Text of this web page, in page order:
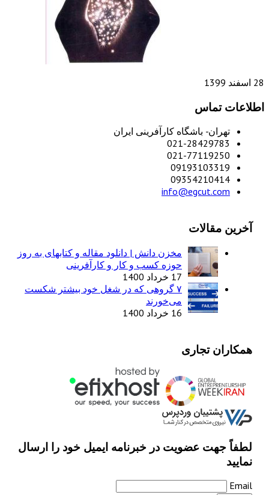
28 اسفند 1399
اطلاعات تماس
تهران- باشگاه کارآفرینی ایران
021-28429783
021-77119250
09193103319
09354210414
info@egcut.com
آخرین مقالات
مخزن دانش | دانلود مقاله و کتابهای به روز
حوزه کسب و کار و کارآفرینی
17 خرداد 1400
۷ گروهی که در شغل خود بیشتر شکست
می‌خورند
16 خرداد 1400
همکاران تجاری
لطفاً جهت عضویت در خبرنامه ایمیل خود را ارسال
نمایید
Email